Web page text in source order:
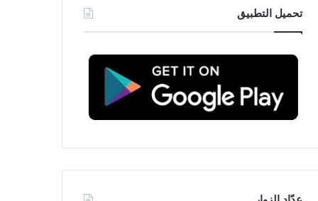
تحميل التطبيق